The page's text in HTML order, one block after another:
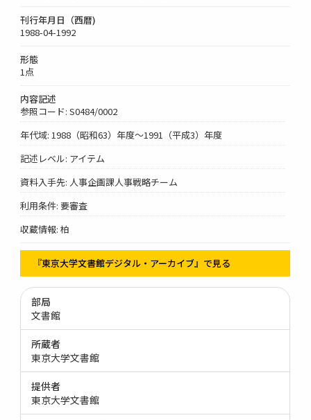
刊行年月日（西暦)
1988-04-1992
形態
1点
内容記述
参照コード: S0484/0002
年代域: 1988（昭和63）年度～1991（平成3）年度
記述レベル: アイテム
資料入手先: 人事企画課人事戦略チーム
利用条件: 要審査
収蔵情報: 柏
『東京大学文書館デジタル・アーカイブ』で見る
部局
文書館
所蔵者
東京大学文書館
提供者
東京大学文書館